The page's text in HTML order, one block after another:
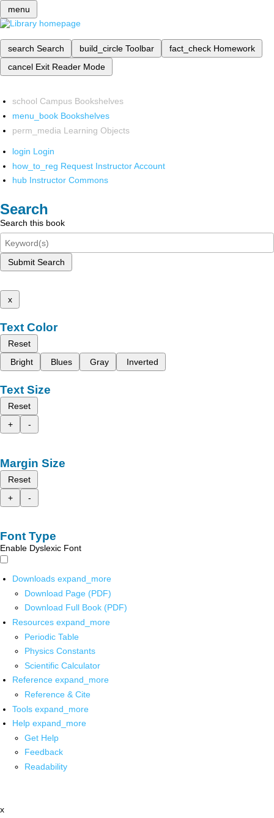
menu
search Search build_circle Toolbar fact_check Homework
cancel Exit Reader Mode
school Campus Bookshelves
menu_book Bookshelves
perm_media Learning Objects
login Login
how_to_reg Request Instructor Account
hub Instructor Commons
Search
Search this book
Submit Search
x
Text Color
Reset
Bright
Blues Gray Inverted
Text Size
Reset
+
-
Margin Size
Reset
+
-
Font Type
Enable Dyslexic Font
Downloads expand_more
Download Page (PDF)
Download Full Book (PDF)
Resources expand_more
Periodic Table
Physics Constants
Scientific Calculator
Reference expand_more
Reference & Cite
Tools expand_more
Help expand_more
Get Help
Feedback
Readability
x